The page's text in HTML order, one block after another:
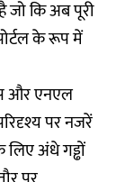
जो कि अब पूरी
के रूप में
और एनएल
पर नजरें
अंधे गड्ढों